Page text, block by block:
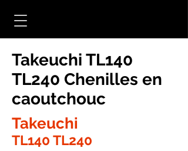
Takeuchi TL140
TL240 Chenilles en
caoutchouc
Takeuchi
TL140 TL240